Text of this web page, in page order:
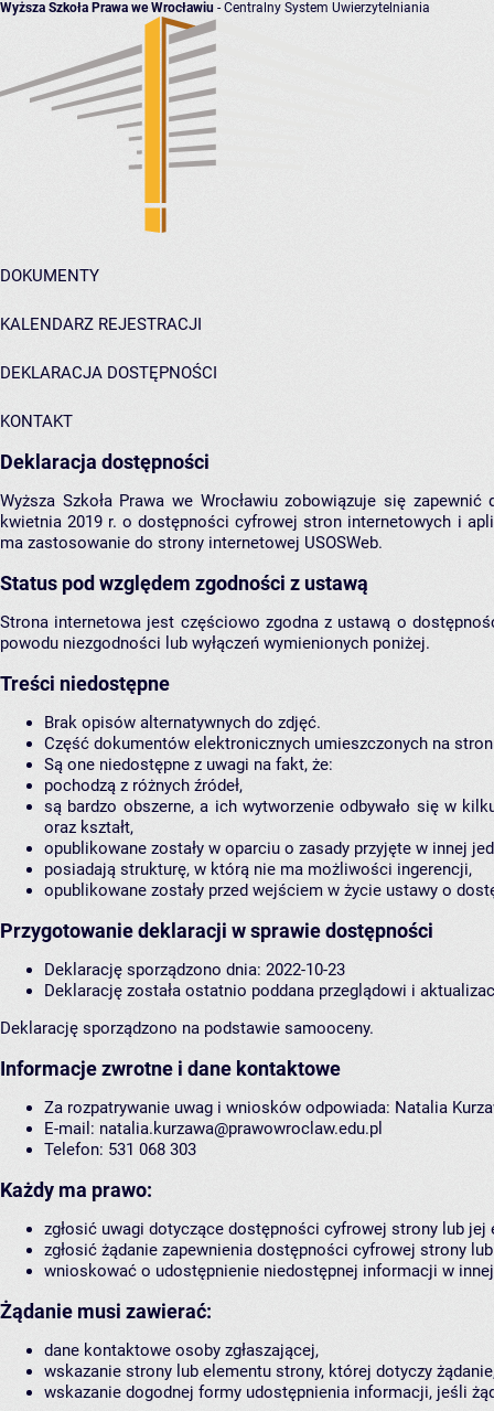
Wyższa Szkoła Prawa we Wrocławiu - Centralny System Uwierzytelniania
DOKUMENTY
KALENDARZ REJESTRACJI
DEKLARACJA DOSTĘPNOŚCI
KONTAKT
Deklaracja dostępności
Wyższa Szkoła Prawa we Wrocławiu zobowiązuje się
kwietnia 2019 r. o dostępności cyfrowej stron internetowych i
ma zastosowanie do strony internetowej USOSWeb.
Status pod względem zgodności z ustawą
Strona internetowa jest częściowo zgodna z ustawą o
powodu niezgodności lub wyłączeń wymienionych poniżej.
Treści niedostępne
Brak opisów alternatywnych do zdjęć.
Część dokumentów elektronicznych umieszczonych na
Są one niedostępne z uwagi na fakt, że:
pochodzą z różnych źródeł,
są bardzo obszerne, a ich wytworzenie odbywało się w
oraz kształt,
opublikowane zostały w oparciu o zasady przyjęte w innej
posiadają strukturę, w którą nie ma możliwości ingerencji,
opublikowane zostały przed wejściem w życie ustawy o
Przygotowanie deklaracji w sprawie dostępności
Deklarację sporządzono dnia: 2022-10-23
Deklarację została ostatnio poddana przeglądowi i
Deklarację sporządzono na podstawie samooceny.
Informacje zwrotne i dane kontaktowe
Za rozpatrywanie uwag i wniosków odpowiada: Natalia
E-mail: natalia.kurzawa@prawowroclaw.edu.pl
Telefon: 531 068 303
Każdy ma prawo:
zgłosić uwagi dotyczące dostępności cyfrowej strony lub jej
zgłosić żądanie zapewnienia dostępności cyfrowej strony
wnioskować o udostępnienie niedostępnej informacji w
Żądanie musi zawierać:
dane kontaktowe osoby zgłaszającej,
wskazanie strony lub elementu strony, której dotyczy
wskazanie dogodnej formy udostępnienia informacji, jeśli